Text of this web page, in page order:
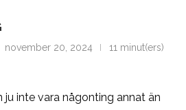
november 20, 2024
11 minut(ers)
ju inte vara någonting annat än